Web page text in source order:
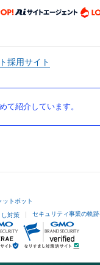
採用サイト
て紹介しています。
ットボット
し対策 セキュリティ事業の軌跡